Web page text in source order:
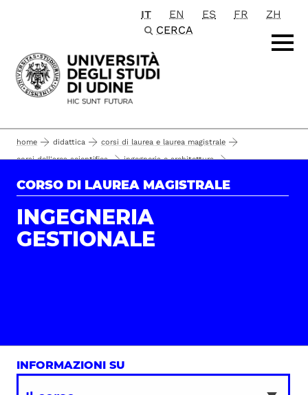
Passa al contenuto principale
IT EN ES FR
ZH
CERCA
home didattica
corsi di laurea e laurea magistrale
corsi dell'area scientifica
ingegneria e architettura
ingegneria gestionale
CORSO DI LAUREA MAGISTRALE
INGEGNERIA
GESTIONALE
INFORMAZIONI SU